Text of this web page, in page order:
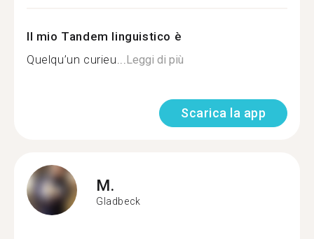
Il mio Tandem linguistico è
Quelqu’un curieu...Leggi di più
Scarica la app
M.
Gladbeck